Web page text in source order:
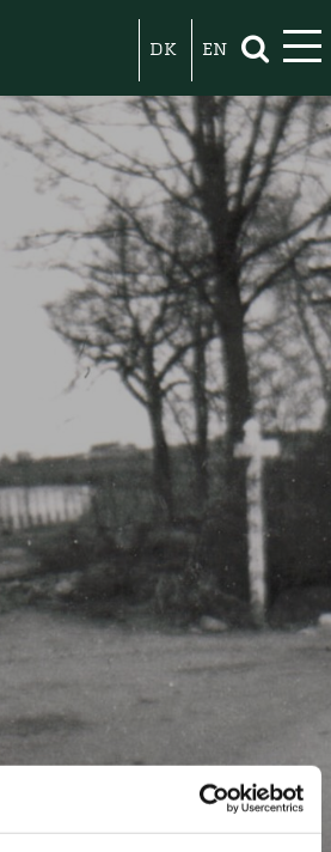
DK EN